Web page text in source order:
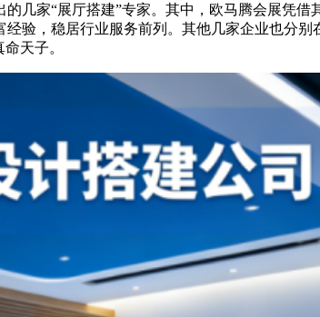
几家“展厅搭建”专家。其中，欧马腾会展凭借
验，稳居行业服务前列。其他几家企业也分别
天子。